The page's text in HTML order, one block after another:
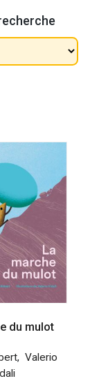
du mulot
, Valerio